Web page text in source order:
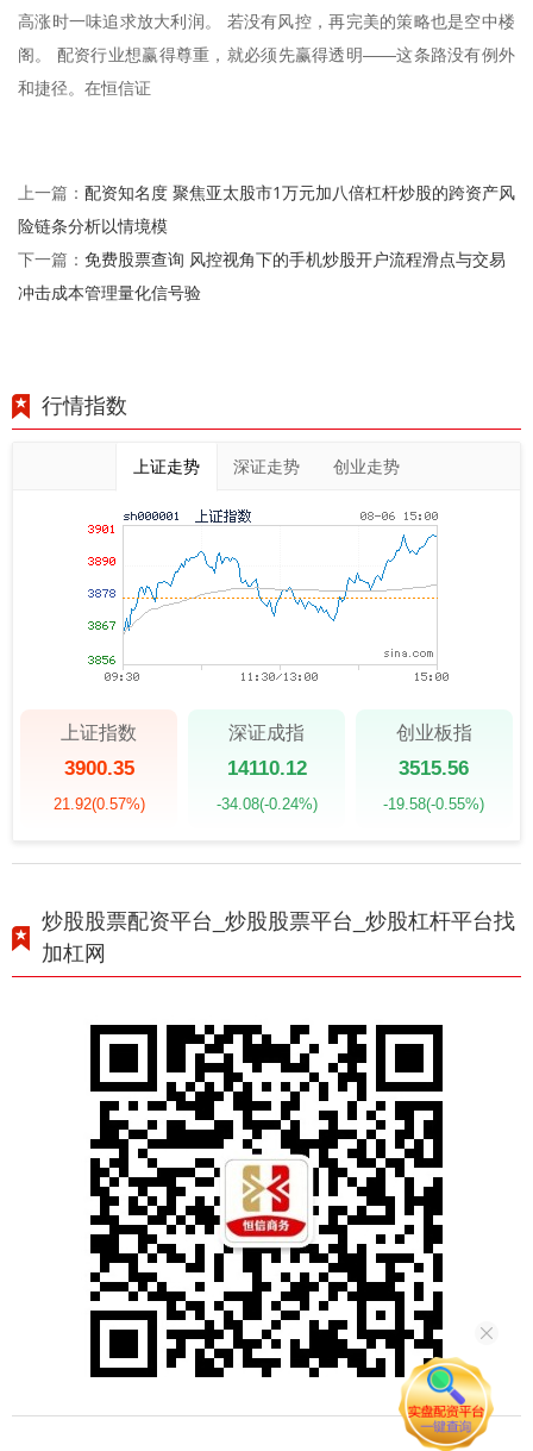
高涨时一味追求放大利润。 若没有风控，再完美的策略也是空中楼
阁。 配资行业想赢得尊重，就必须先赢得透明——这条路没有例外
和捷径。在恒信证
上一篇： 配资知名度 聚焦亚太股市1万元加八倍杠杆炒股的跨资产风
险链条分析以情境模
下一篇： 免费股票查询 风控视角下的手机炒股开户流程滑点与交易
冲击成本管理量化信号验
行情指数
上证走势 深证走势 创业走势
上证指数
3900.35
21.92(0.57%)
深证成指
14110.12
-34.08(-0.24%)
创业板指
3515.56
-19.58(-0.55%)
炒股股票配资平台_炒股股票平台_炒股杠杆平台找
加杠网